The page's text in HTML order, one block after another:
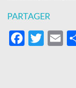
PARTAGER